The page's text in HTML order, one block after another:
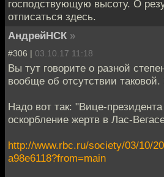
господствующую высоту. О
отписаться здесь.
АндрейНСК »
#306 | 03.10.17 11:18
Вы тут говорите о разной
вообще об отсутствии
Надо вот так: "Вице-
оскорбление жертв в Лас-
http://www.rbc.ru/society/03/10/
a98e6118?from=main